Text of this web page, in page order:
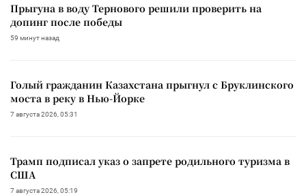
Прыгуна в воду Тернового решили проверить на
допинг после победы
59 минут назад
Голый гражданин Казахстана прыгнул с Бруклинского
моста в реку в Нью-Йорке
7 августа 2026, 05:31
Трамп подписал указ о запрете родильного туризма в
США
7 августа 2026, 05:19